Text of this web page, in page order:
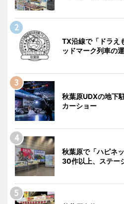
TX沿線で「ドラえ
ッドマーク列車の
秋葉原UDXの地下
カーショー
秋葉原で「ハピネ
30作以上、ステー